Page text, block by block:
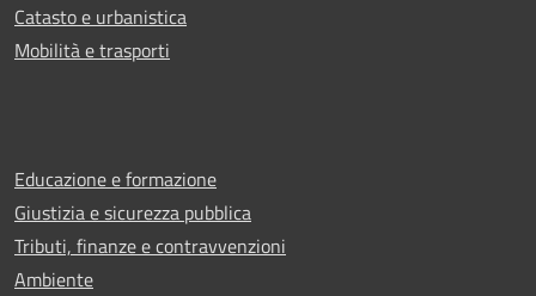
Catasto e urbanistica
Mobilità e trasporti
Educazione e formazione
Giustizia e sicurezza pubblica
Tributi, finanze e contravvenzioni
Ambiente